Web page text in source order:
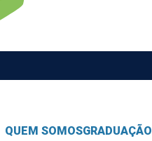
QUEM SOMOSGRADUAÇÃO